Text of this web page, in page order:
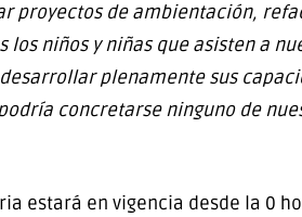
proyectos de ambientación,
los niños y niñas que asisten a
plenamente sus
concretarse ninguno de
estará en vigencia desde la 0